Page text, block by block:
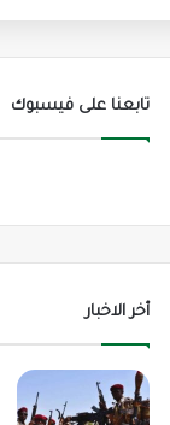
تابعنا على فيسبوك
أخر الاخبار